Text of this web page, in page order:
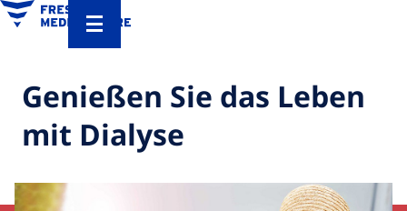
Genießen Sie das Leben
mit Dialyse